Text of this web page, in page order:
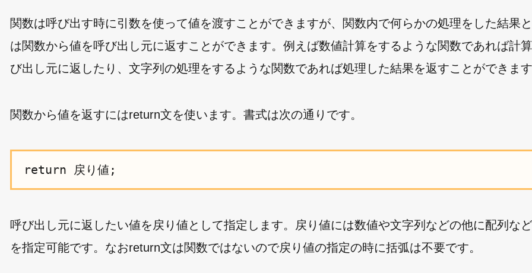
関数は呼び出す時に引数を使って値を渡すことができますが、関数内で何らかの処理をした結果
は関数から値を呼び出し元に返すことができます。例えば数値計算をするような関数であれば計
び出し元に返したり、文字列の処理をするような関数であれば処理した結果を返すことができます
関数から値を返すにはreturn文を使います。書式は次の通りです。
呼び出し元に返したい値を戻り値として指定します。戻り値には数値や文字列などの他に配列な
を指定可能です。なおreturn文は関数ではないので戻り値の指定の時に括弧は不要です。